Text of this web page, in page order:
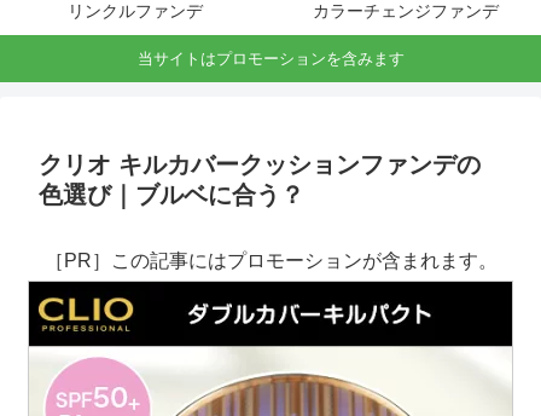
リンクルファンデ カラーチェンジファンデ
当サイトはプロモーションを含みます
クリオ キルカバークッションファンデの
色選び｜ブルベに合う？
［PR］この記事にはプロモーションが含まれます。